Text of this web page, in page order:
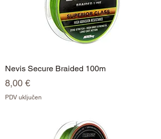
Nevis Secure Braided 100m
Cijena
8,00 €
PDV uključen